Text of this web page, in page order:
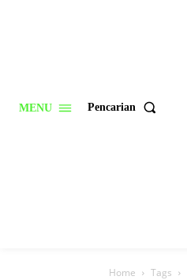
MENU Pencarian
Home Tags